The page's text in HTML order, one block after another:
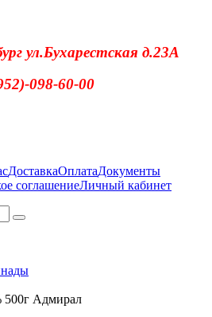
ул.Бухарестская д.23А
098-60-00
ДоставкаОплатаДокументы
соглашениеЛичный кабинет
500г Адмирал